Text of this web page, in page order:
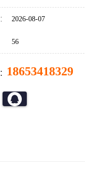
2026-08-07
56
18653418329